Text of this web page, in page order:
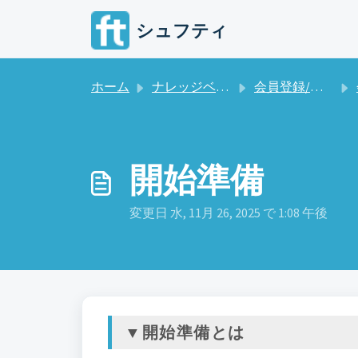
メインコンテンツに移動
シュフティ
ホーム ナレッジベース 会員登録/アカウント情報
開始準備
変更日 水, 11月 26, 2025 で 1:08 午後
▼開始準備とは